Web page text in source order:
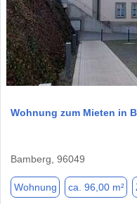
Wohnung zum Mieten in
Bamberg, 96049
Wohnung ca. 96,00 m²